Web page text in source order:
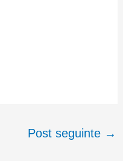
Post seguinte →